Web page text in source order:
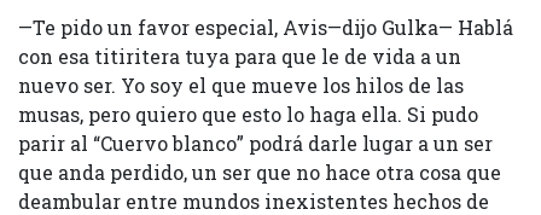
—Te pido un favor especial, Avis—dijo Gulka— Hablá
con esa titiritera tuya para que le de vida a un
nuevo ser. Yo soy el que mueve los hilos de las
musas, pero quiero que esto lo haga ella. Si pudo
parir al “Cuervo blanco” podrá darle lugar a un ser
que anda perdido, un ser que no hace otra cosa que
deambular entre mundos inexistentes hechos de